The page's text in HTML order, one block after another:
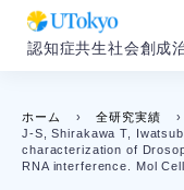
認知症共生社会創成
ホーム › 全研究実績 ›
J-S, Shirakawa T,
characterization of
RNA interference. Mol